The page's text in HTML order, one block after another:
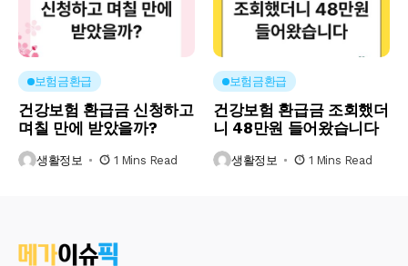
보험금환급
건강보험 환급금 신청하고
며칠 만에 받았을까?
생활정보 1 Mins Read
보험금환급
건강보험 환급금 조회했더
니 48만원 들어왔습니다
생활정보 1 Mins Read